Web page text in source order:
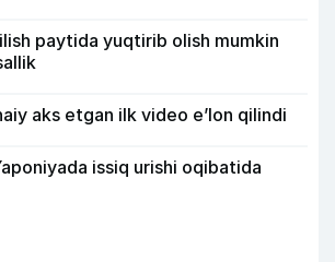
paytida yuqtirib olish mumkin
aks etgan ilk video e’lon qilindi
issiq urishi oqibatida